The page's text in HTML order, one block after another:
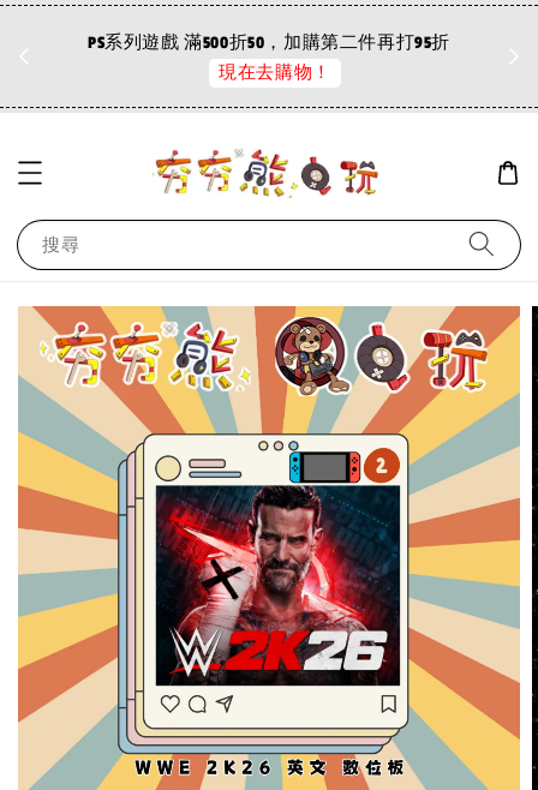
PC離線版商品 3件折30元 現在去購物！
搜尋